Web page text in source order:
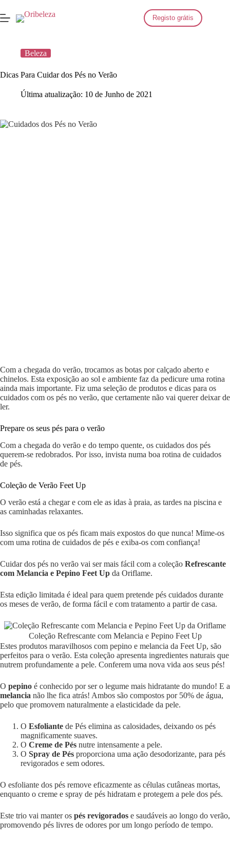
para
o
Registo grátis
Beleza
Dicas Para Cuidar dos Pés no Verão
Última atualização: 10 de Junho de 2021
Com a chegada do verão, trocamos as botas por calçado aberto e
chinelos. Esta exposição ao sol e ambiente faz da pedicure uma rotina
ainda mais importante. Fiz uma seleção de produtos e dicas para os
cuidados com os pés no verão, que certamente não vai querer deixar de
ler.
Prepare os seus pés para o verão
Com a chegada do verão e do tempo quente, os cuidados dos pés
querem-se redobrados. Por isso, invista numa boa rotina de cuidados
de pés.
Coleção de Verão Feet Up
O verão está a chegar e com ele as idas à praia, as tardes na piscina e
as caminhadas relaxantes.
Isso significa que os pés ficam mais expostos do que nunca! Mime-os
com uma rotina de cuidados de pés e exiba-os com confiança!
Cuidar dos pés no verão vai ser mais fácil com a coleção Refrescante
com Melancia e Pepino Feet Up da Oriflame.
Esta edição limitada é ideal para quem pretende pés cuidados durante
os meses de verão, de forma fácil e com tratamento a partir de casa.
Coleção Refrescante com Melancia e Pepino Feet Up
Estes produtos maravilhosos com pepino e melancia da Feet Up, são
perfeitos para o verão. Esta coleção apresenta ingredientes naturais que
nutrem profundamente a pele. Conferem uma nova vida aos seus pés!
O pepino é conhecido por ser o legume mais hidratante do mundo! E a
melancia não lhe fica atrás! Ambos são compostos por 50% de água,
pelo que promovem naturalmente a elasticidade da pele.
O Esfoliante de Pés elimina as calosidades, deixando os pés
magnificamente suaves.
O Creme de Pés nutre intensamente a pele.
O Spray de Pés proporciona uma ação desodorizante, para pés
revigorados e sem odores.
O esfoliante dos pés remove eficazmente as células cutâneas mortas,
enquanto o creme e spray de pés hidratam e protegem a pele dos pés.
Este trio vai manter os pés revigorados e saudáveis ao longo do verão,
promovendo pés livres de odores por um longo período de tempo.